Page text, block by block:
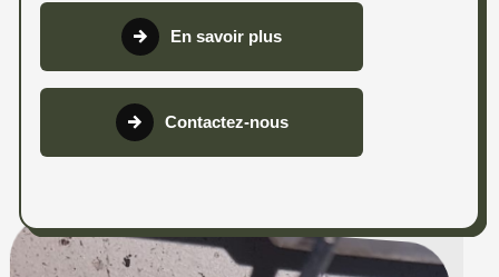
En savoir plus
Contactez-nous